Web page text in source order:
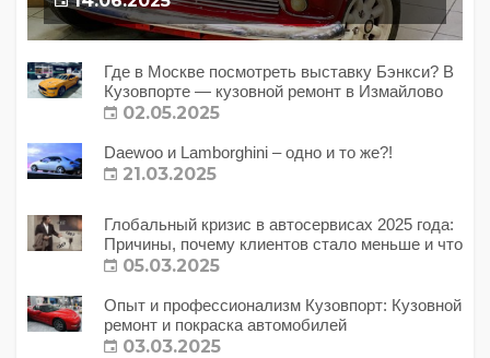
Где в Москве посмотреть выставку Бэнкси? В
Кузовпорте — кузовной ремонт в Измайлово
02.05.2025
Daewoo и Lamborghini – одно и то же?!
21.03.2025
Глобальный кризис в автосервисах 2025 года:
Причины, почему клиентов стало меньше и что
с этим делать?
05.03.2025
Опыт и профессионализм Кузовпорт: Кузовной
ремонт и покраска автомобилей
03.03.2025